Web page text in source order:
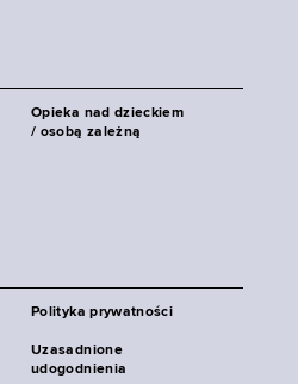
Opieka nad dzieckiem
/ osobą zależną
Polityka prywatności
Uzasadnione
udogodnienia